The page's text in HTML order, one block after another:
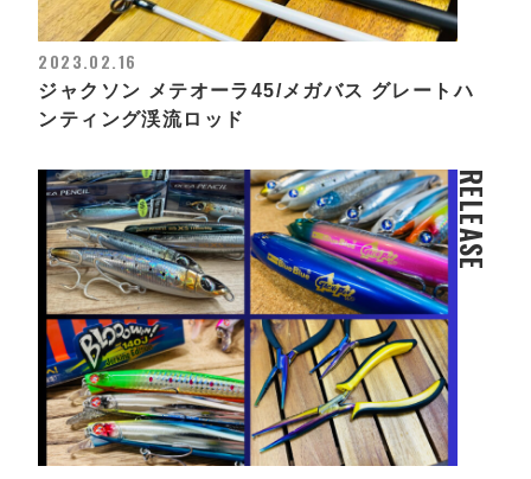
2023.02.16
ジャクソン メテオーラ45/メガバス グレートハ
ンティング渓流ロッド
RELEASE